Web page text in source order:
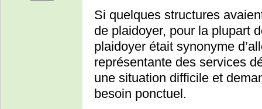
Si quelques structures
de plaidoyer, pour la plupart
plaidoyer était synonyme
représentante des services
une situation difficile et
besoin ponctuel.